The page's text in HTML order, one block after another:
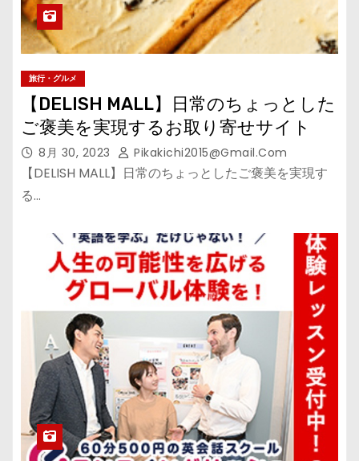
旅行・グルメ
【DELISH MALL】日常のちょっとした
ご褒美を実現するお取り寄せサイト
8月 30, 2023 Pikakichi2015@gmail.com
【DELISH MALL】日常のちょっとしたご褒美を実現す
る…